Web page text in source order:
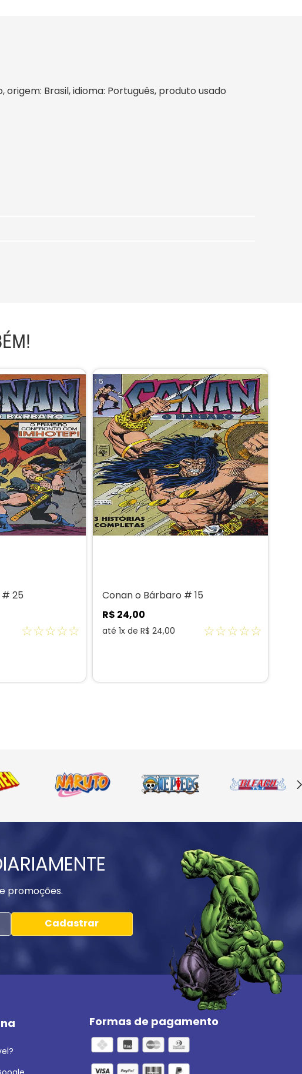
Brasil, idioma: Português, produto usado
25
☆☆☆☆☆
Conan o Bárbaro # 15
R$ 24,00
até 1x de R$ 24,00 ☆☆☆☆☆
promoções.
Cadastrar
Formas de pagamento